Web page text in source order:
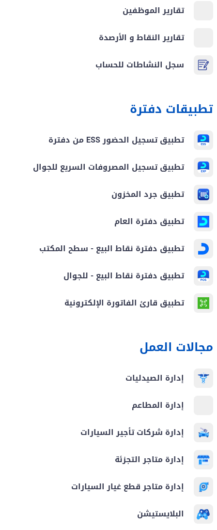
تقارير الموظفين
تقارير النقاط و الأرصدة
سجل النشاطات للحساب
تطبيقات دفترة
تطبيق تسجيل الحضور ESS من دفترة
تطبيق تسجيل المصروفات السريع للجوال
تطبيق جرد المخزون
تطبيق دفترة العام
تطبيق دفترة نقاط البيع - سطح المكتب
تطبيق دفترة نقاط البيع - للجوال
تطبيق قارئ الفاتورة الإلكترونية
مجالات العمل
إدارة الصيدليات
إدارة المطاعم
إدارة شركات تأجير السيارات
إدارة متاجر التجزئة
إدارة متاجر قطع غيار السيارات
البلايستيشن